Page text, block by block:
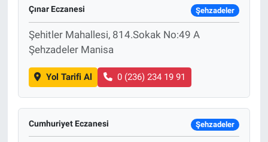
Çınar Eczanesi Şehzadeler
Şehitler Mahallesi, 814.Sokak No:49 A
Şehzadeler Manisa
Yol Tarifi Al 0 (236) 234 19 91
Cumhuriyet Eczanesi Şehzadeler